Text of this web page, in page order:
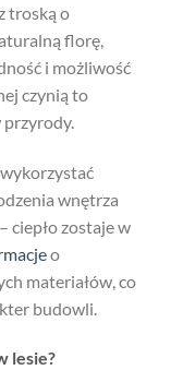
troską o
florę,
i możliwość
czynią to
wnętrza
ciepło zostaje w
o
materiałów, co
budowli.
lesie?